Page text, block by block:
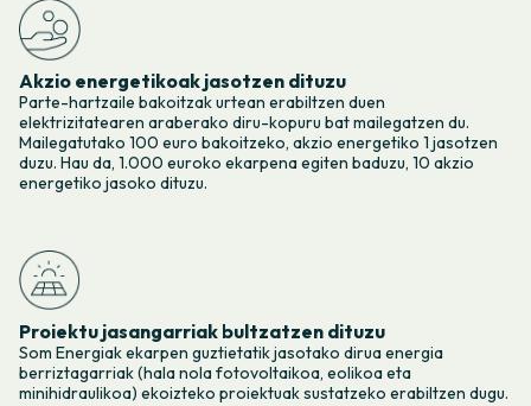
Akzio energetikoak jasotzen dituzu
Parte-hartzaile bakoitzak urtean erabiltzen duen
elektrizitatearen araberako diru-kopuru bat mailegatzen du.
Mailegatutako 100 euro bakoitzeko, akzio energetiko 1 jasotzen
duzu. Hau da, 1.000 euroko ekarpena egiten baduzu, 10 akzio
energetiko jasoko dituzu.
Proiektu jasangarriak bultzatzen dituzu
Som Energiak ekarpen guztietatik jasotako dirua energia
berriztagarriak (hala nola fotovoltaikoa, eolikoa eta
minihidraulikoa) ekoizteko proiektuak sustatzeko erabiltzen dugu.